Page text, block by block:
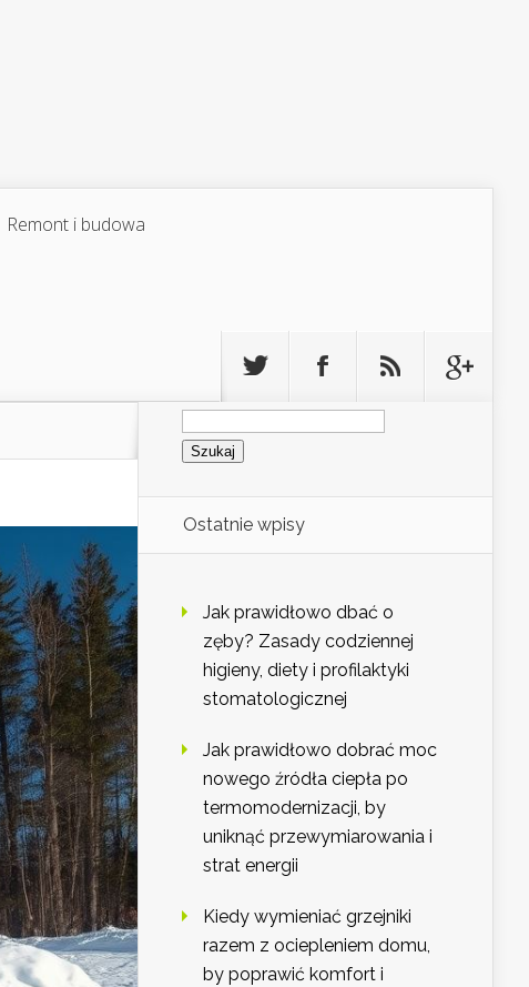
Remont i budowa
Szukaj:
Ostatnie wpisy
Jak prawidłowo dbać o
zęby? Zasady codziennej
higieny, diety i profilaktyki
stomatologicznej
Jak prawidłowo dobrać moc
nowego źródła ciepła po
termomodernizacji, by
uniknąć przewymiarowania i
strat energii
Kiedy wymieniać grzejniki
razem z ociepleniem domu,
by poprawić komfort i